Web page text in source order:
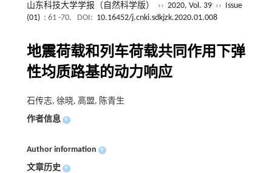
山东科技大学学报（自然科学版） ›› 2020, Vol. 39 ›› Issue
(01) : 61 -70. DOI: 10.16452/j.cnki.sdkjzk.2020.01.008
地震荷载和列车荷载共同作用下弹
性均质路基的动力响应
石传志, 徐晓, 高盟, 陈青生
作者信息 +
Author information +
文章历史 +